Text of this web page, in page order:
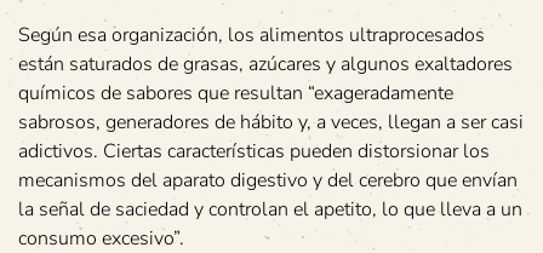
Según esa organización, los alimentos ultraprocesados
están saturados de grasas, azúcares y algunos exaltadores
químicos de sabores que resultan “exageradamente
sabrosos, generadores de hábito y, a veces, llegan a ser casi
adictivos. Ciertas características pueden distorsionar los
mecanismos del aparato digestivo y del cerebro que envían
la señal de saciedad y controlan el apetito, lo que lleva a un
consumo excesivo”.